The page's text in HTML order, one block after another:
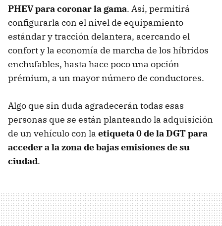
PHEV para coronar la gama. Así, permitirá
configurarla con el nivel de equipamiento
estándar y tracción delantera, acercando el
confort y la economía de marcha de los híbridos
enchufables, hasta hace poco una opción
prémium, a un mayor número de conductores.
Algo que sin duda agradecerán todas esas
personas que se están planteando la adquisición
de un vehículo con la etiqueta 0 de la DGT para
acceder a la zona de bajas emisiones de su
ciudad.